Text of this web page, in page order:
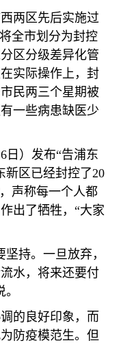
两区先后实施过
全市划分为封控
区分级差异化管
实际操作上，封
民两三个星期被
一些病患缺医少
日）发布“告浦东
新区已经封控了20
声称每一个人都
出了牺牲，“大家
持。一旦放弃，
水，将来还要付
的良好印象，而
防疫模范生。但